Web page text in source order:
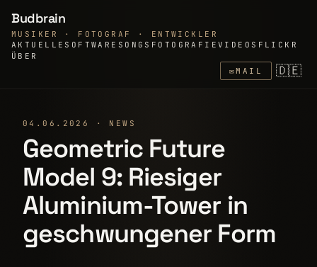
Budbrain
MUSIKER · FOTOGRAF · ENTWICKLER
AKTUELLE SOFTWARE SONGS FOTOGRAFIEVIDEOS FLICKR
ÜBER
✉MAIL 🇩🇪
04.06.2026 · NEWS
Geometric Future
Model 9: Riesiger
Aluminium-Tower in
geschwungener Form